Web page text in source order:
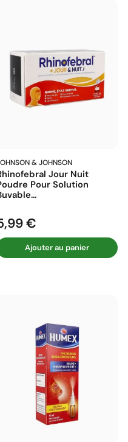
& JOHNSON
Jour Nuit
Pour Solution
€
Ajouter au panier